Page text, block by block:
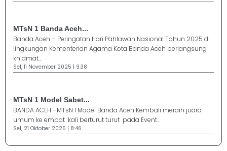
MTsN 1 Banda Aceh...
Banda Aceh – Peringatan Hari Pahlawan Nasional Tahun 2025 di
lingkungan Kementerian Agama Kota Banda Aceh berlangsung
khidmat...
Sel, 11 November 2025 | 9:38
MTsN 1 Model Sabet...
BANDA ACEH –MTsN 1 Model Banda Aceh Kembali meraih juara
umum ke empat kali berturut turut pada Event...
Sel, 21 Oktober 2025 | 8:46